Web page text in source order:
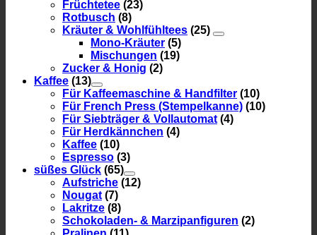
Früchtetee (23)
Rotbusch (8)
Kräuter & Wohlfühltees (25)
Mono-Kräuter (5)
Mischungen (19)
Zucker & Honig (2)
Kaffee (13)
Für Kaffeemaschine & Handfilter (10)
Für French Press (Stempelkanne) (10)
Für Siebträger & Vollautomat (4)
Für Herdkännchen (4)
Kaffee (10)
Espresso (3)
süßes Glück (65)
Aufstriche (12)
Nougat (7)
Lakritze (8)
Schokoladen- & Marzipanfiguren (2)